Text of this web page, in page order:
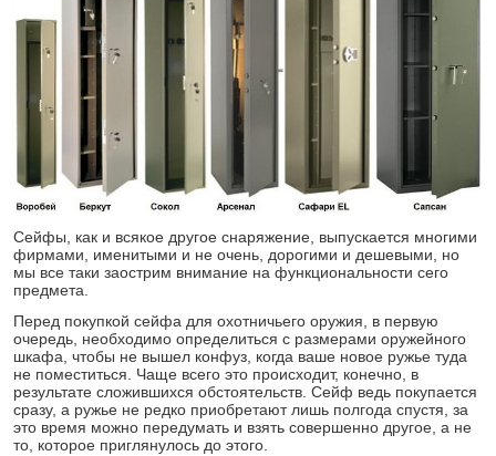
Сейфы, как и всякое другое снаряжение, выпускается многими
фирмами, именитыми и не очень, дорогими и дешевыми, но
мы все таки заострим внимание на функциональности сего
предмета.
Перед покупкой сейфа для охотничьего оружия, в первую
очередь, необходимо определиться с размерами оружейного
шкафа, чтобы не вышел конфуз, когда ваше новое ружье туда
не поместиться. Чаще всего это происходит, конечно, в
результате сложившихся обстоятельств. Сейф ведь покупается
сразу, а ружье не редко приобретают лишь полгода спустя, за
это время можно передумать и взять совершенно другое, а не
то, которое приглянулось до этого.